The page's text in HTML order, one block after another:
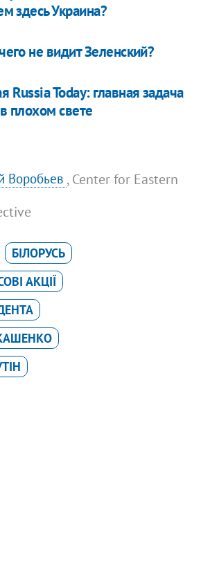
здесь Украина?
не видит Зеленский?
Russia Today: главная задача
плохом свете
Воробьев , Center for Eastern
БІЛОРУСЬ
АКЦІЇ